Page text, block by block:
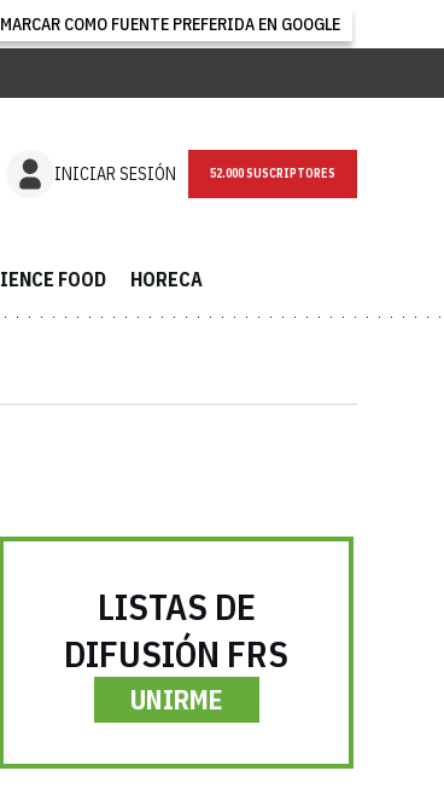
MARCAR COMO FUENTE PREFERIDA EN GOOGLE
INICIAR SESIÓN 52.000 SUSCRIPTORES
FOOD HORECA
LISTAS DE
DIFUSIÓN FRS
UNIRME